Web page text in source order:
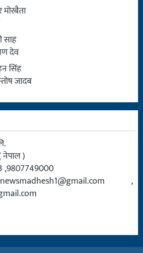
साह
देव
सिंह
जादब
)
,9807749000
newsmadhesh1@gmail.com ,